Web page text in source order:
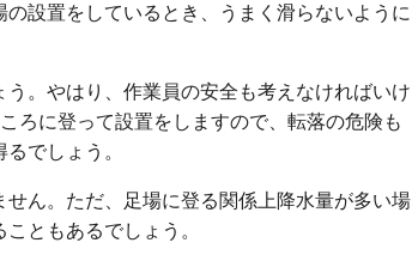
設置をしているとき、うまく滑らないように
う。やはり、作業員の安全も考えなければいけ
ろに登って設置をしますので、転落の危険も
でしょう。
ん。ただ、足場に登る関係上降水量が多い場
ともあるでしょう。